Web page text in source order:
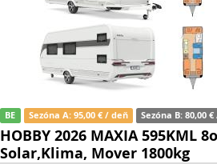
BE Sezóna A: 95,00 € / deň Sezóna B: 80,00
HOBBY 2026 MAXIA 595KML
Solar,Klima, Mover 1800kg